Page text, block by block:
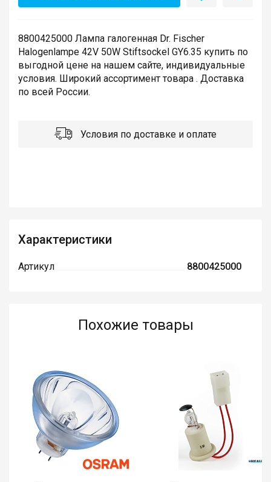
8800425000 Лампа галогенная Dr. Fischer
Halogenlampe 42V 50W Stiftsockel GY6.35 купить по
выгодной цене на нашем сайте, индивидуальные
условия. Широкий ассортимент товара . Доставка
по всей России.
Условия по доставке и оплате
Характеристики
Артикул 8800425000
Похожие товары